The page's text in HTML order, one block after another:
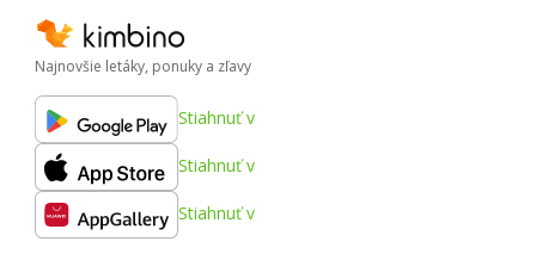
Najnovšie letáky, ponuky a zľavy
Stiahnuť v
Stiahnuť v
Stiahnuť v